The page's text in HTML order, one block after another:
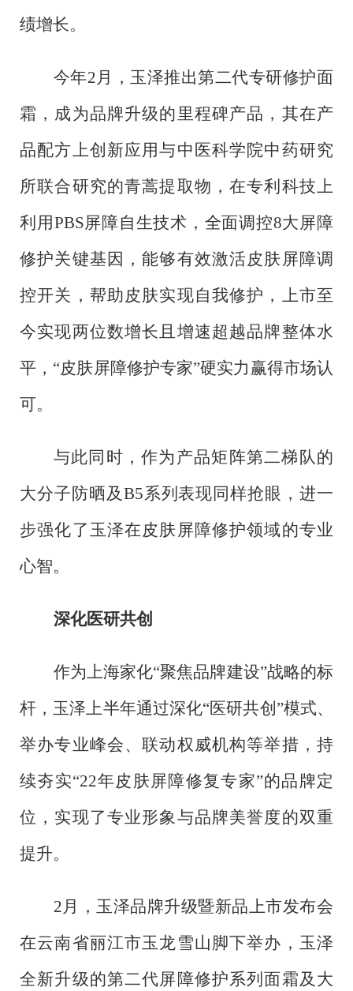
绩增长。
今年2月，玉泽推出第二代专研修护面
霜，成为品牌升级的里程碑产品，其在产
品配方上创新应用与中医科学院中药研究
所联合研究的青蒿提取物，在专利科技上
利用PBS屏障自生技术，全面调控8大屏障
修护关键基因，能够有效激活皮肤屏障调
控开关，帮助皮肤实现自我修护，上市至
今实现两位数增长且增速超越品牌整体水
平，“皮肤屏障修护专家”硬实力赢得市场认
可。
与此同时，作为产品矩阵第二梯队的
大分子防晒及 B5系列表现同样抢眼，进一
步强化了玉泽在皮肤屏障修护领域的专业
心智。
深化医研共创
作为上海家化“聚焦品牌建设”战略的标
杆，玉泽上半年通过深化“医研共创”模式、
举办专业峰会、联动权威机构等举措，持
续夯实“22年皮肤屏障修复专家”的品牌定
位，实现了专业形象与品牌美誉度的双重
提升。
2月，玉泽品牌升级暨新品上市发布会
在云南省丽江市玉龙雪山脚下举办，玉泽
全新升级的第二代屏障修护系列面霜及大